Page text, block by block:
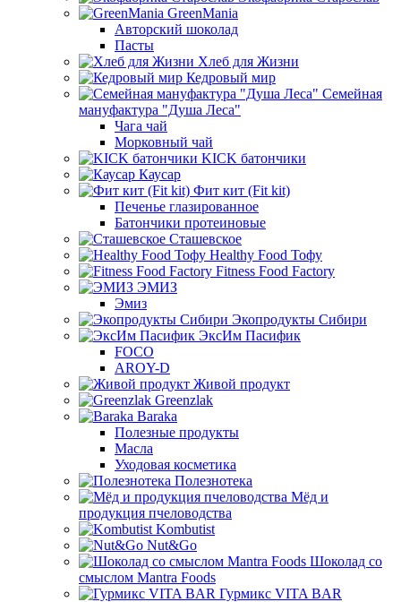
GreenMania
Авторский шоколад
Пасты
Хлеб для Жизни
Кедровый мир
Семейная
мануфактура "Душа Леса"
Чага чай
Морковный чай
KICK батончики
Каусар
Фит кит (Fit kit)
Печенье глазированное
Батончики протеиновые
Сташевское
Healthy Food Тофу
Fitness Food Factory
ЭМИЗ
Эмиз
Экопродукты Сибири
ЭксИм Пасифик
FOCO
AROY-D
Живой продукт
Greenzlak
Baraka
Полезные продукты
Масла
Уходовая косметика
Полезнотека
Мёд и
продукция пчеловодства
Kombutist
Nut&Go
Шоколад со
смыслом Mantra Foods
Гурмикс VITA BAR